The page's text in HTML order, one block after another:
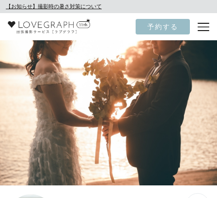
【お知らせ】撮影時の暑さ対策について
予約する